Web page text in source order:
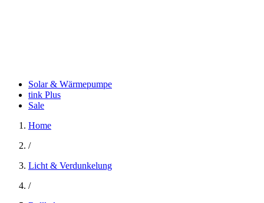
Solar & Wärmepumpe
tink Plus
Sale
Home
/
Licht & Verdunkelung
/